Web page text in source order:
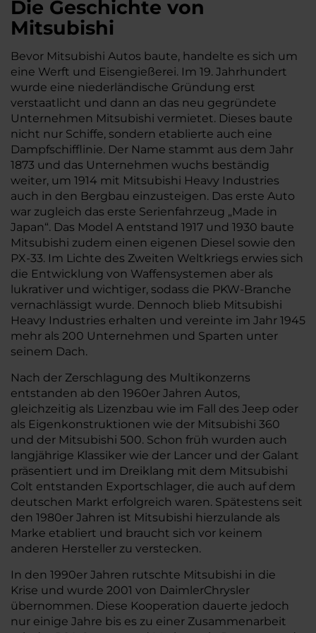
Die Geschichte von
Mitsubishi
Bevor Mitsubishi Autos baute, handelte es sich um
eine Werft und Eisengießerei. Im 19. Jahrhundert
wurde eine niederländische Gründung erst
verstaatlicht und dann an das neu gegründete
Unternehmen Mitsubishi vermietet. Dieses baute
nicht nur Schiffe, sondern etablierte auch eine
Dampfschifflinie. Der Name stammt aus dem Jahr
1873 und das Unternehmen wuchs beständig
weiter, um 1914 mit Mitsubishi Heavy Industries
auch in den Bergbau einzusteigen. Das erste Auto
war zugleich das erste Serienfahrzeug „Made in
Japan“. Das Model A entstand 1917 und 1930 baute
Mitsubishi zudem einen eigenen Diesel sowie den
PX-33. Im Lichte des Zweiten Weltkriegs erwies sich
die Entwicklung von Waffensystemen aber als
lukrativer und wichtiger, sodass die PKW-Branche
vernachlässigt wurde. Dennoch blieb Mitsubishi
Heavy Industries erhalten und vereinte im Jahr 1945
mehr als 200 Unternehmen und Sparten unter
seinem Dach.
Nach der Zerschlagung des Multikonzerns
entstanden ab den 1960er Jahren Autos,
gleichzeitig als Lizenzbau wie im Fall des Jeep oder
als Eigenkonstruktionen wie der Mitsubishi 360
und der Mitsubishi 500. Schon früh wurden auch
langjährige Klassiker wie der Lancer und der Galant
präsentiert und im Dreiklang mit dem Mitsubishi
Colt entstanden Exportschlager, die auch auf dem
deutschen Markt erfolgreich waren. Spätestens seit
den 1980er Jahren ist Mitsubishi hierzulande als
Marke etabliert und braucht sich vor keinem
anderen Hersteller zu verstecken.
In den 1990er Jahren rutschte Mitsubishi in die
Krise und wurde 2001 von DaimlerChrysler
übernommen. Diese Kooperation dauerte jedoch
nur einige Jahre bis es zu einer Zusammenarbeit